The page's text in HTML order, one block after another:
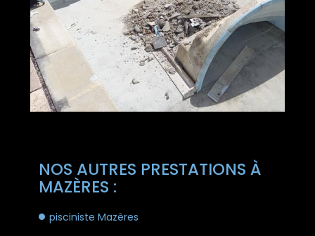
NOS AUTRES PRESTATIONS À
MAZÈRES :
pisciniste Mazères